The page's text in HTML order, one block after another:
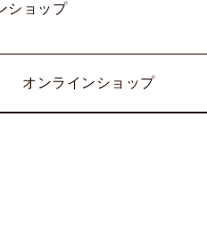
ショップ
オンラインショップ